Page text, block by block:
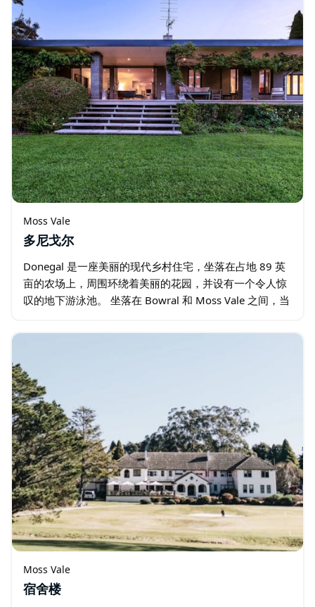
Moss Vale
多尼戈尔
Donegal 是一座美丽的现代乡村住宅，坐落在占地 89 英
亩的农场上，周围环绕着美丽的花园，并设有一个令人惊
叹的地下游泳池。 坐落在 Bowral 和 Moss Vale 之间，当
个世界…
Moss Vale
宿舍楼